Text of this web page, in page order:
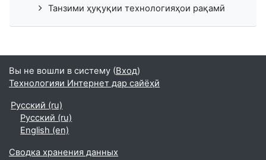
Танзими ҳуқуқии технологияҳои рақамӣ
Вы не вошли в систему (Вход)
Технологияи Интернет дар сайёҳӣ
Русский ‎(ru)‎
Русский ‎(ru)‎
English ‎(en)‎
Сводка хранения данных